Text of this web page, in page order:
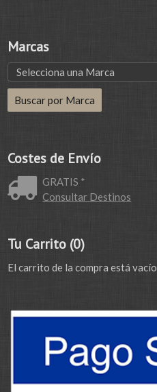
Marcas
Costes de Envío
GRATIS *
Consultar Destinos
Tu Carrito (0)
El carrito de la compra está vacío